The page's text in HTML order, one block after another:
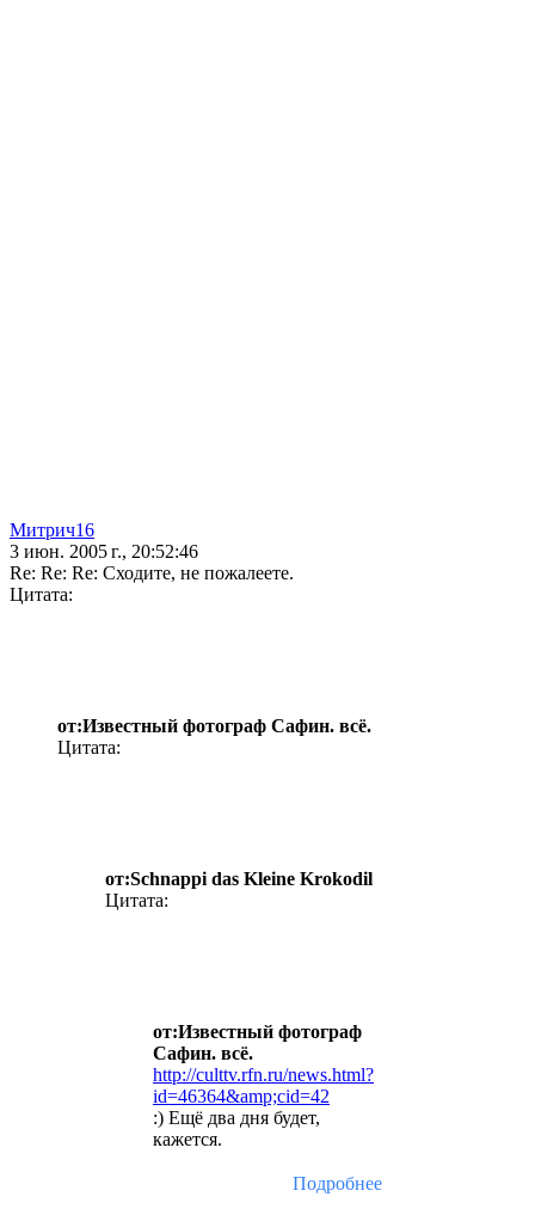
Митрич16
3 июн. 2005 г., 20:52:46
Re: Re: Re: Сходите, не пожалеете.
Цитата:
от:Известный фотограф Сафин. всё.
Цитата:
от:Schnappi das Kleine Krokodil
Цитата:
от:Известный фотограф
Сафин. всё.
http://culttv.rfn.ru/news.html?
id=46364&amp;cid=42
:) Ещё два дня будет,
кажется.
Подробнее